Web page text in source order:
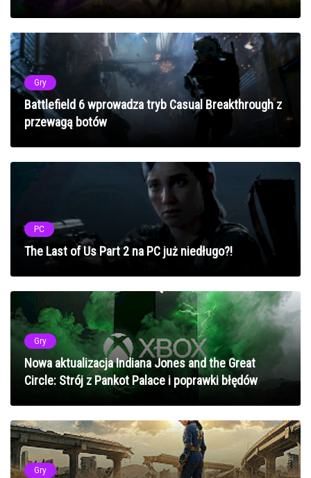
Gry
Battlefield 6 wprowadza tryb Casual Breakthrough z
przewagą botów
PC
The Last of Us Part 2 na PC już niedługo?!
Gry
Nowa aktualizacja Indiana Jones and the Great
Circle: Strój z Pankot Palace i poprawki błędów
Gry